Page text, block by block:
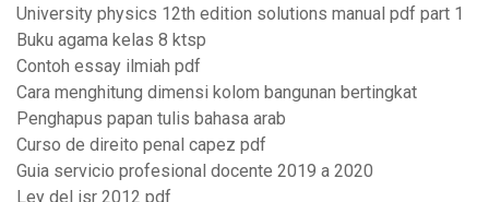
University physics 12th edition solutions manual pdf part 1
Buku agama kelas 8 ktsp
Contoh essay ilmiah pdf
Cara menghitung dimensi kolom bangunan bertingkat
Penghapus papan tulis bahasa arab
Curso de direito penal capez pdf
Guia servicio profesional docente 2019 a 2020
Ley del isr 2012 pdf